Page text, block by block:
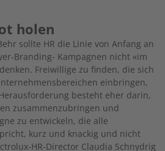
holen
sollte HR die Linie von Anfang an
Branding- Kampagnen nicht «im
Freiwillige zu finden, die sich
einbringen,
besteht eher darin,
zusammenzubringen und
zu entwickeln, die alle
kurz und knackig und nicht
HR-Director Claudia Schnydrig